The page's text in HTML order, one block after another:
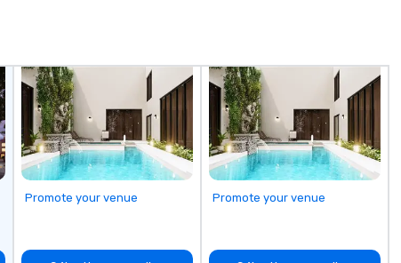
Promote your venue Promote your venue